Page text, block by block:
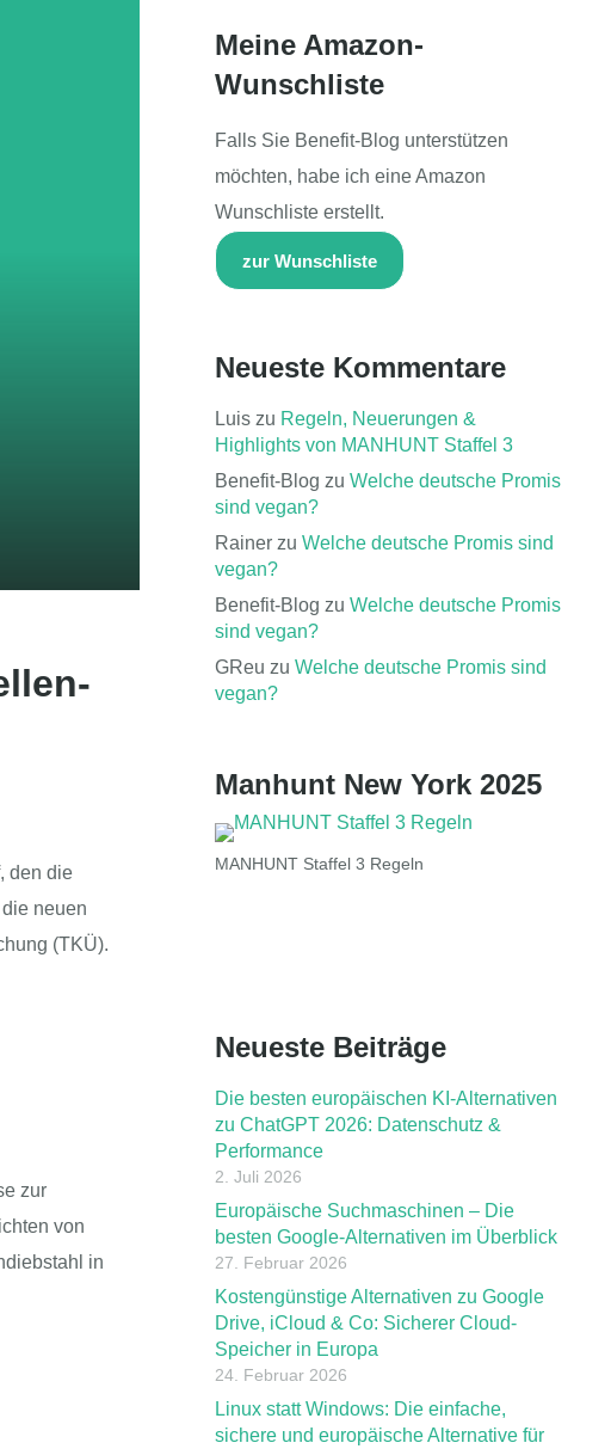
den die
neuen
(TKÜ).
zur
von
in
Meine Amazon-
Wunschliste
Falls Sie Benefit-Blog unterstützen
möchten, habe ich eine Amazon
Wunschliste erstellt.
zur Wunschliste
Neueste Kommentare
Luis zu Regeln, Neuerungen &
Highlights von MANHUNT Staffel 3
Benefit-Blog zu Welche deutsche Promis
sind vegan?
Rainer zu Welche deutsche Promis sind
vegan?
Benefit-Blog zu Welche deutsche Promis
sind vegan?
GReu zu Welche deutsche Promis sind
vegan?
Manhunt New York 2025
MANHUNT Staffel 3 Regeln
Neueste Beiträge
Die besten europäischen KI-Alternativen
zu ChatGPT 2026: Datenschutz &
Performance
2. Juli 2026
Europäische Suchmaschinen – Die
besten Google-Alternativen im Überblick
27. Februar 2026
Kostengünstige Alternativen zu Google
Drive, iCloud & Co: Sicherer Cloud-
Speicher in Europa
24. Februar 2026
Linux statt Windows: Die einfache,
sichere und europäische Alternative für